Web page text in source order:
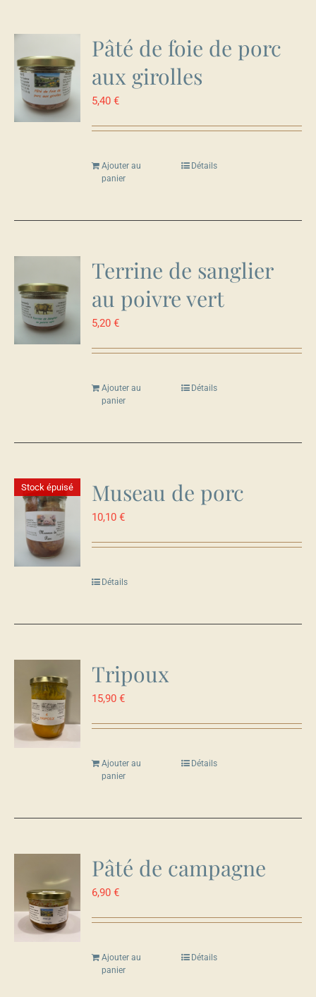
Pâté de foie de porc
aux girolles
5,40€
Ajouter au
panier
Détails
Terrine de sanglier
au poivre vert
5,20€
Ajouter au
panier
Détails
Stock épuisé Museau de porc
10,10€
Détails
Tripoux
15,90€
Ajouter au
panier
Détails
Pâté de campagne
6,90€
Ajouter au
panier
Détails